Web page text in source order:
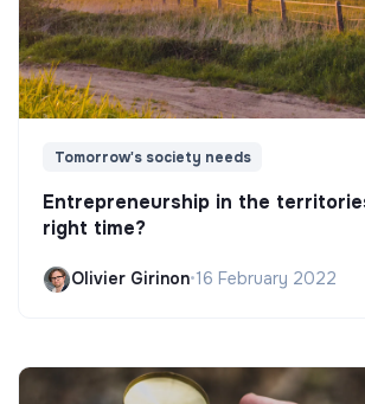
Tomorrow's society needs
Entrepreneurship in the
right time?
Olivier Girinon•16 February 2022